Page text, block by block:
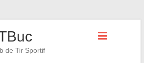
de Tir Sportif